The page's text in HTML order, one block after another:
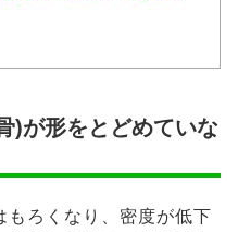
)が形をとどめていな
もろくなり、密度が低下